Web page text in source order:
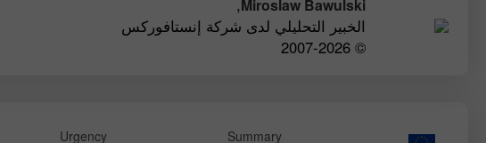
Miroslaw Bawulski
,
الخبير التحليلي لدى شركة إنستافوركس
© 2007-2026
Summary
Urgency